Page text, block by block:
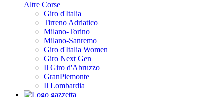
Altre Corse
Giro d'Italia
Tirreno Adriatico
Milano-Torino
Milano-Sanremo
Giro d'Italia Women
Giro Next Gen
Il Giro d'Abruzzo
GranPiemonte
Il Lombardia